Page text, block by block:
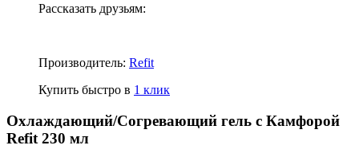
Рассказать друзьям:
Производитель: Refit
Купить быстро в 1 клик
Охлаждающий/Согревающий гель с Камфорой
Refit 230 мл